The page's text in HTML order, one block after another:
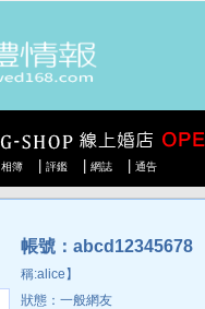
相簿 評鑑 網誌 通告
帳號：abcd12345678
稱:alice】
狀態：一般網友